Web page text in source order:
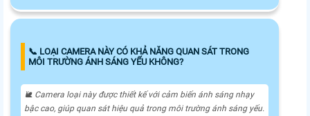
📞 LOẠI CAMERA NÀY CÓ KHẢ NĂNG QUAN SÁT TRONG
MÔI TRƯỜNG ÁNH SÁNG YẾU KHÔNG?
🐌 Camera loại này được thiết kế với cảm biến ánh sáng nhạy
bậc cao, giúp quan sát hiệu quả trong môi trường ánh sáng yếu.